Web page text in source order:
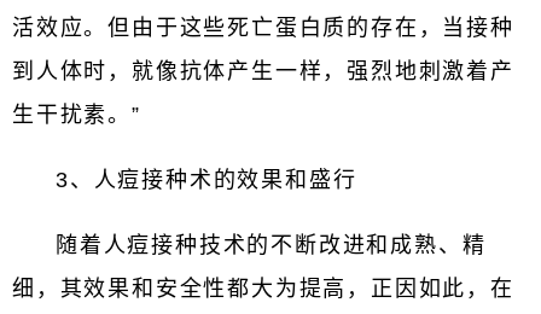
活效应。但由于这些死亡蛋白质的存在，当接种
到人体时，就像抗体产生一样，强烈地刺激着产
生干扰素。”
3、人痘接种术的效果和盛行
随着人痘接种技术的不断改进和成熟、精
细，其效果和安全性都大为提高，正因如此，在